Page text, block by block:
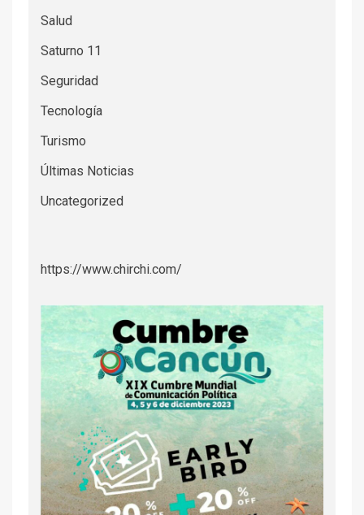
Salud
Saturno 11
Seguridad
Tecnología
Turismo
Últimas Noticias
Uncategorized
https://www.chirchi.com/